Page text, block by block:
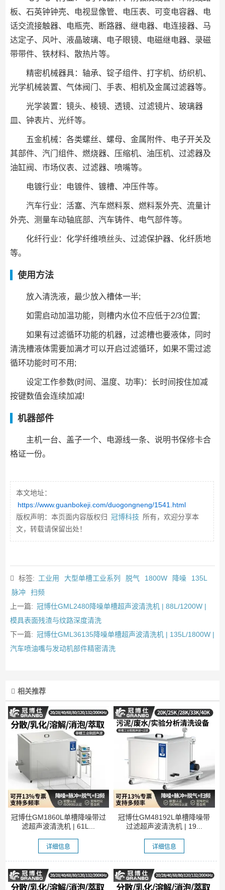
板、石英钟钟壳、电视显像管、电压表、可变电容器、电
话交流接触器、电瓶壳、断路器、继电器、电连接器、马
达定子、风叶、液晶玻璃、电子眼镜、电磁继电器、录磁
带带件、铁材料、散热片等。
精密机械器具：轴承、锭子组件、打字机、纺织机、
光学机械装置、气体阀门、手表、相机及金属过滤器等。
光学装置：镜头、棱镜、透镜、过滤镜片、玻璃器
皿、钟表片、光纤等。
五金机械：各类螺丝、螺母、金属附件、电子开关及
其部件、汽门组件、燃烧器、压缩机、油压机、过滤器及
油缸阀、市场仪表、过滤器、喷嘴等。
电镀行业：电镀件、镀槽、冲压件等。
汽车行业：活塞、汽车燃料泵、燃料泵外壳、流量计
外壳、测量车动轴底部、汽车铸件、电气部件等。
化纤行业：化学纤维喷丝头、过滤保护器、化纤质地
等。
使用方法
放入清洗液，最少放入槽体一半;
如需启动加温功能，则槽内水位不应低于2/3位置;
如果有过滤循环功能的机器，过滤槽也要液体，同时
清洗槽液体需要加满才可以开启过滤循环，如果不需过滤
循环功能时可不用;
设定工作参数(时间、温度、功率)：长时间按住加减
按键数值会连续加减!
机器部件
主机一台、盖子一个、电源线一条、说明书保修卡合
格证一份。
本文地址：
https://www.guanbokeji.com/duogongneng/1541.html
版权声明：本页面内容版权归 冠博科技 所有，欢迎分享本
文，转载请保留出处！
标签: 工业用 大型单槽工业系列 脱气 1800W 降噪
135L
脉冲
扫频
上一篇: 冠博仕GML2480降噪单槽超声波清洗机 | 88L/1200W |
模具表面残渣与纹路深度清洗
下一篇: 冠博仕GML36135降噪单槽超声波清洗机 | 135L/1800W |
汽车喷油嘴与发动机部件精密清洗
相关推荐
冠博仕GM1860L单槽降噪带过
滤超声波清洗机 | 61L...
详细信息
冠博仕GM48192L单槽降噪带
过滤超声波清洗机 | 19...
详细信息